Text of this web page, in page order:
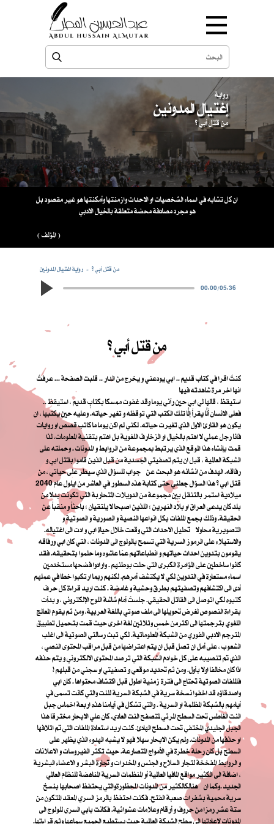
رواية
إغتيال المدونين
من قتل أبي ؟
ان كل تشابه في اسماء الشخصيات او الاحداث وازمنتها وأمكنتها هو غير مقصود بل
هو مجرد مصادفة محضة متعلقة بالخيال الادبي
( المؤلف )
رواية اغتيال المدونين
من قتل أبي ؟
00:00/05:36
من قتل أبي ؟
كنتُ اقرا في كتاب قديم .. ابي يودعني و يخرج من الدار .. قلبت الصفحة ... عرفتُ
انها اخر مرة شاهدته فيها
استيقظ ، قالها لي ابي حين رآني يوما وقد غفوت ممسكا بكتابٍ قديم ، استيقظ ..
فعلى الانسان أَلَّا يقرأَ إلَّا تلك الكتب التي توقظه و تغير حياته. وعليه حين يكتبها ، ان
يكون هو القارئ الاول الذي تغيرت حياته. لكني لم اكن يوما ما كاتب قصص او روايات
فانا رجل عملي لا اهتم بالخيال او الزخارف اللغوية بل اهتم بتقنية المعلومات، لذا
قمت بإنشاء هذا الموقع الذي يرتبط بمجموعة من الروابط و المدونات . وحملته على
الشبكة العالمية ، قبل ان يتم تصفيتي الجسدية من قبل الذين قاموا بقتل ابي و
رفاقه. الهدف من انشائه هو البحث عن جواب للسؤال الذي سيطر على حياتي ، من
قتل ابي ؟ هذا السؤال جعلني حتى كتابة هذه السطور في العاشر من ايلول عام 2040
ميلادية استمر بالتنقل بين مجموعة من الدويلات المتحاربة التي تكونت بدلا من
بلد كان يدعى العراق او بلاد النهرين ؛ اللذين اصبحا لا يلتقيان ؛ باحثاً و منقباً عن
الحقيقة. وذلك بجمع الملفات بكل انواعها النصية و الصورية و الصوتية و
التصويرية محاولا تحليل الاحداث التي وقعت خلال حياة ابي و ادت الى اغتياله.
والاستيلاء على الرموز السرية التي تسمح بالولوج الى المدونات ، التي كان ابي ورفاقه
يقومون بتدوين احداث حياتهم و انطباعاتهم عمّا عاشوه وما حلموا بتحقيقه. فقد
كانوا ساخطين على المؤامرة الكبرى التي حلت بوطنهم . وارادوا فضحها مستخدمين
اسماء مستعارة في التدوين لكي لا يكتشف أمرهم. لكنهم ربما ارتكبوا خطا في عملهم
أدى الى اكتشافهم وتصفيتهم بطرق وحشية و غامضة . كنت اريد قراءة كل حرف
كتبوه لكي اتوصل الى القاتل الحقيقي. جلستُ أمام شاشة اللوح الإلكتروني ، و بدأت
بقراءة النصوص لغرض تحويلها الى ملف صوتي باللغة العربية، ومن ثم يقوم المعالج
اللغوي بترجمتها الى اكثرمن خمسٍ وثلاثين لغة اخرى حيث قمت بتحميل تطبيق
المترجم الادبي الفوري من الشبكة المعلوماتية. لكي تبث رسالتي الصوتية الى اغلب
الشعوب ، على أمل ان تصل قبل ان يتم اعتراضها من قبل مراقب المحتوى النصي ،
الذي تم تنصيبه على كل خوادم الشبكة التي ترصد المحتوى الالكتروني و يتم حذفه
اذا كان مخالفا اولا بأول. ومن ثم تحديد موقعي و تصفيتي او سجني من قبلهم !
فالملفات الصوتية تحتاج الى فترة زمنية اطول قبل اكتشاف محتواها . كان ابي
واصدقاؤه قد اخفوا نسخة سرية في الشبكة السرية للنت والتي كانت تسمى في
أيامهم بالشبكة المظلمة او السرية . والتي تشكل في أيامنا هذه اربعة اخماس جبل
النت الغاطس تحت السطح المرئي لمتصفح النت العادي. كان علي الابحار مخترقا هذا
الجبل الجليدي المختفي تحت السطح الهادئ. كنت اريد استعادة الملفات التي تم اتلافها
او حذفها من المدونات. ولم يكن الابحار سهلا فهو لا يشبه الهدوء الذي يظهر على
السطح بل كان رحلة خطرة في الأمواج المتصارعة. حيث تكثر الفيروسات و الاعلانات
و الروابط المفخخة لتجار السلاح و الجنس و المخدرات و تجارة البشر و الاعضاء البشرية
، اضافة الى الكثير مواقع المافيا العالمية أو المنظمات السرية المناهضة للنظام العالمي
الجديد .وكما ان هنالكالكثير من المدونات المحظورةوالتي يحتفظ اصحابها بنسخ
سرية محمية بشفرات صعبة الفتح. فكنت احتفظ بالرمز السري المعقد المتكون من
ستة عشر رمزا من حروف و أرقام وعلامات عشوائية. فكانت بابي السري للولوج الى